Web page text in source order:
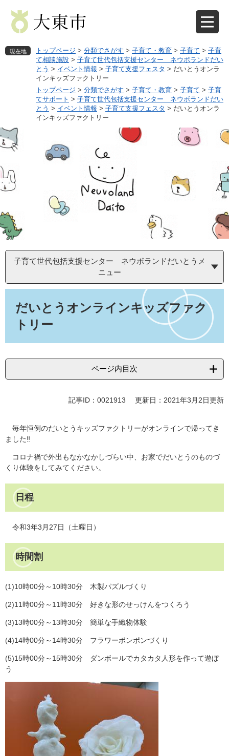
先
を 現在地 トップページ > 分類でさがす > 子育て・教育 > 子育て > 子育
て相談施設 > 子育て世代包括支援センター ネウボランドだい
とう > イベント情報 > 子育て支援フェスタ > だいとうオンラ
インキッズファクトリー
トップページ > 分類でさがす > 子育て・教育 > 子育て > 子育
てサポート > 子育て世代包括支援センター ネウボランドだい
とう > イベント情報 > 子育て支援フェスタ > だいとうオンラ
インキッズファクトリー
子育て世代包括支援センター ネウボランドだいとうメ
ニュー
だいとうオンラインキッズファク
トリー
ページ内目次
記事ID：0021913 更新日：2021年3月2日更新
毎年恒例のだいとうキッズファクトリーがオンラインで帰ってき
ました‼
コロナ禍で外出もなかなかしづらい中、お家でだいとうのものづ
くり体験をしてみてください。
日程
令和3年3月27日（土曜日）
時間割
(1)10時00分～10時30分 木製パズルづくり
(2)11時00分～11時30分 好きな形のせっけんをつくろう
(3)13時00分～13時30分 簡単な手織物体験
(4)14時00分～14時30分 フラワーポンポンづくり
(5)15時00分～15時30分 ダンボールでカタカタ人形を作って遊ぼ
う